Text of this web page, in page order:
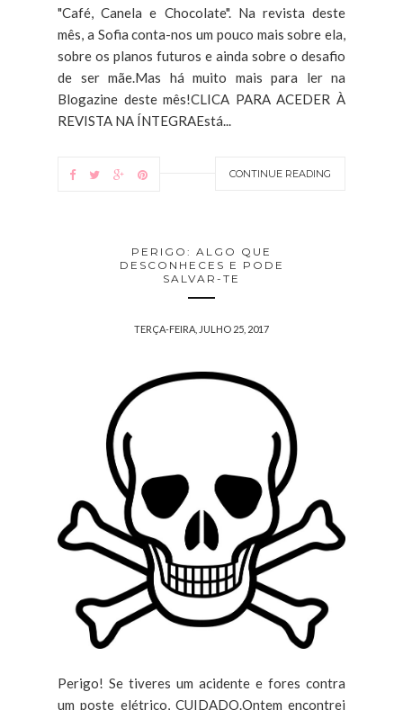
"Café, Canela e Chocolate". Na revista deste
mês, a Sofia conta-nos um pouco mais sobre ela,
sobre os planos futuros e ainda sobre o desafio
de ser mãe.Mas há muito mais para ler na
Blogazine deste mês!CLICA PARA ACEDER À
REVISTA NA ÍNTEGRAEstá...
CONTINUE READING
PERIGO: ALGO QUE
DESCONHECES E PODE
SALVAR-TE
TERÇA-FEIRA, JULHO 25, 2017
Perigo! Se tiveres um acidente e fores contra
um poste elétrico, CUIDADO.Ontem encontrei